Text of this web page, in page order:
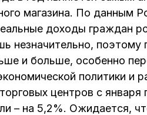
магазина. По данным
доходы граждан
незначительно, поэтому
и больше, особенно
политики и
центров с
– на 5,2%. Ожидается,